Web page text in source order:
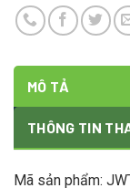
MÔ TẢ
THÔNG TIN
Mã sản phẩm: